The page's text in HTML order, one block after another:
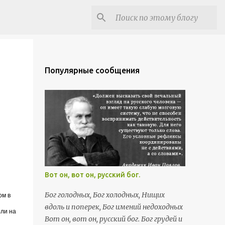
в
на
Популярные сообщения
Вот он, вот он, русский бог.
Бог голодных, Бог холодных, Нищих
вдоль и поперек, Бог имений недоходных
Вот он, вот он, русский бог. Бог грудей и